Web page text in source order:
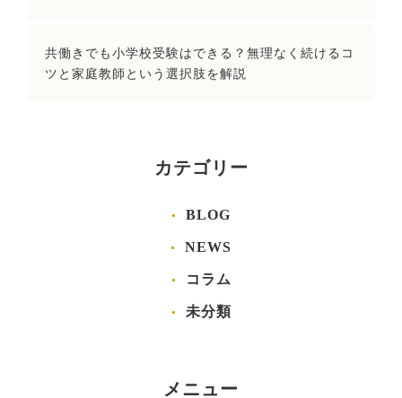
共働きでも小学校受験はできる？無理なく続けるコ
ツと家庭教師という選択肢を解説
カテゴリー
BLOG
NEWS
コラム
未分類
メニュー